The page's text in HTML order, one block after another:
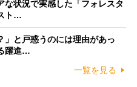
な状況で実感した「フォレスタ
ト…
」と戸惑うのには理由があっ
躍進…
一覧を見る